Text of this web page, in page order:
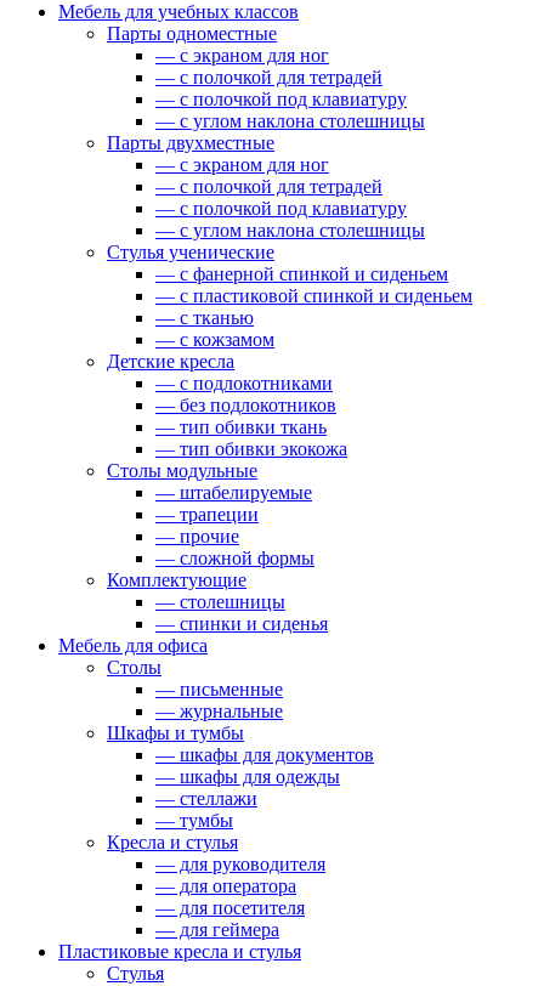
Мебель для учебных классов
Парты одноместные
— c экраном для ног
— c полочкой для тетрадей
— c полочкой под клавиатуру
— c углом наклона столешницы
Парты двухместные
— c экраном для ног
— c полочкой для тетрадей
— c полочкой под клавиатуру
— c углом наклона столешницы
Стулья ученические
— c фанерной спинкой и сиденьем
— c пластиковой спинкой и сиденьем
— c тканью
— c кожзамом
Детские кресла
— с подлокотниками
— без подлокотников
— тип обивки ткань
— тип обивки экокожа
Столы модульные
— штабелируемые
— трапеции
— прочие
— сложной формы
Комплектующие
— столешницы
— спинки и сиденья
Мебель для офиса
Столы
— письменные
— журнальные
Шкафы и тумбы
— шкафы для документов
— шкафы для одежды
— стеллажи
— тумбы
Кресла и стулья
— для руководителя
— для оператора
— для посетителя
— для геймера
Пластиковые кресла и стулья
Стулья